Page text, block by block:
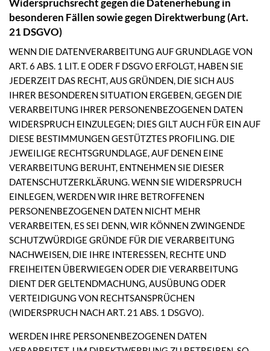
besonderen Fällen sowie gegen Direktwerbung (Art.
21 DSGVO)
WENN DIE DATENVERARBEITUNG AUF GRUNDLAGE VON
ART. 6 ABS. 1 LIT. E ODER F DSGVO ERFOLGT, HABEN SIE
JEDERZEIT DAS RECHT, AUS GRÜNDEN, DIE SICH AUS
IHRER BESONDEREN SITUATION ERGEBEN, GEGEN DIE
VERARBEITUNG IHRER PERSONENBEZOGENEN DATEN
WIDERSPRUCH EINZULEGEN; DIES GILT AUCH FÜR EIN AUF
DIESE BESTIMMUNGEN GESTÜTZTES PROFILING. DIE
JEWEILIGE RECHTSGRUNDLAGE, AUF DENEN EINE
VERARBEITUNG BERUHT, ENTNEHMEN SIE DIESER
DATENSCHUTZERKLÄRUNG. WENN SIE WIDERSPRUCH
EINLEGEN, WERDEN WIR IHRE BETROFFENEN
PERSONENBEZOGENEN DATEN NICHT MEHR
VERARBEITEN, ES SEI DENN, WIR KÖNNEN ZWINGENDE
SCHUTZWÜRDIGE GRÜNDE FÜR DIE VERARBEITUNG
NACHWEISEN, DIE IHRE INTERESSEN, RECHTE UND
FREIHEITEN ÜBERWIEGEN ODER DIE VERARBEITUNG
DIENT DER GELTENDMACHUNG, AUSÜBUNG ODER
VERTEIDIGUNG VON RECHTSANSPRÜCHEN
(WIDERSPRUCH NACH ART. 21 ABS. 1 DSGVO).
WERDEN IHRE PERSONENBEZOGENEN DATEN